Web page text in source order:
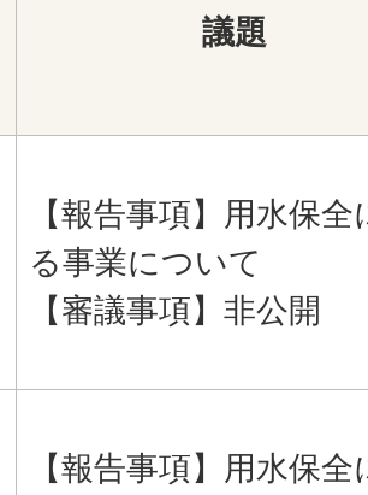
議題
【報告事項】用水保全
る事業について
【審議事項】非公開
【報告事項】用水保全